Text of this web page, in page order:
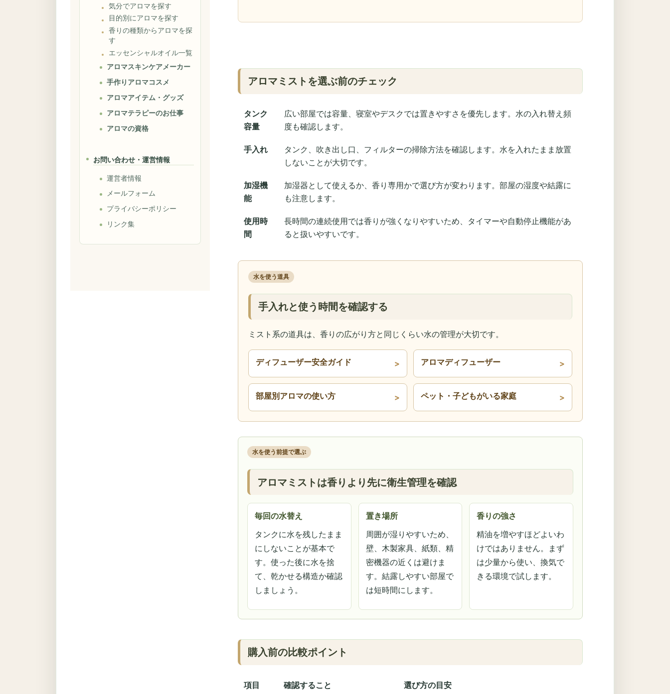
アロマミストを選ぶ前のチェック
タンク
容量
広い部屋では容量、寝室やデスクでは置きやすさを優先します。水の入れ替え頻
度も確認します。
手入れ
タンク、吹き出し口、フィルターの掃除方法を確認します。水を入れたまま放置
しないことが大切です。
加湿機
能
加湿器として使えるか、香り専用かで選び方が変わります。部屋の湿度や結露に
も注意します。
使用時
間
長時間の連続使用では香りが強くなりやすいため、タイマーや自動停止機能があ
ると扱いやすいです。
水を使う道具
手入れと使う時間を確認する
ミスト系の道具は、香りの広がり方と同じくらい水の管理が大切です。
ディフューザー安全ガイド アロマディフューザー
部屋別アロマの使い方 ペット・子どもがいる家庭
水を使う前提で選ぶ
アロマミストは香りより先に衛生管理を確認
毎回の水替え
タンクに水を残したまま
にしないことが基本で
す。使った後に水を捨
て、乾かせる構造か確認
しましょう。
置き場所
周囲が湿りやすいため、
壁、木製家具、紙類、精
密機器の近くは避けま
す。結露しやすい部屋で
は短時間にします。
香りの強さ
精油を増やすほどよいわ
けではありません。まず
は少量から使い、換気で
きる環境で試します。
購入前の比較ポイント
項目 確認すること 選び方の目安
気分でアロマを探す
目的別にアロマを探す
香りの種類からアロマを探
す
エッセンシャルオイル一覧
アロマスキンケアメーカー
手作りアロマコスメ
アロマアイテム・グッズ
アロマテラピーのお仕事
アロマの資格
お問い合わせ・運営情報
運営者情報
メールフォーム
プライバシーポリシー
リンク集